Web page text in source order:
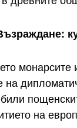
монарсите
на